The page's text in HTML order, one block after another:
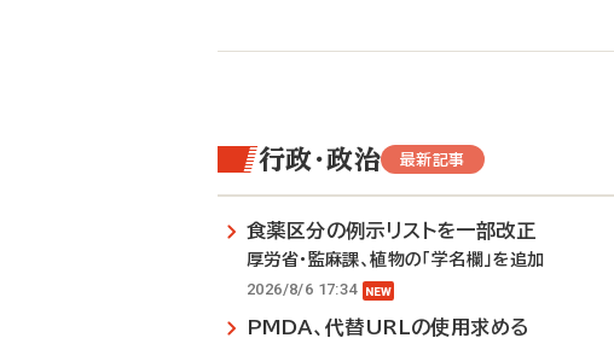
て
行政・政治 最新記事
食薬区分の例示リストを一部改正
厚労省・監麻課、植物の「学名欄」を追加
2026/8/6 17:34
PMDA、代替URLの使用求める